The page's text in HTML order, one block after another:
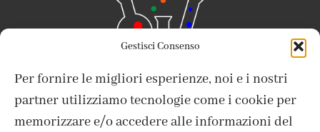
Gestisci Consenso
Per fornire le migliori esperienze, noi e i nostri
partner utilizziamo tecnologie come i cookie per
memorizzare e/o accedere alle informazioni del